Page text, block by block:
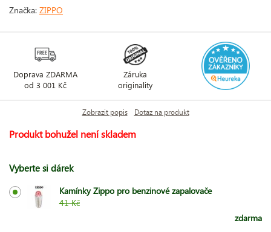
Značka: ZIPPO
Doprava ZDARMA
od 3 001 Kč
Záruka
originality
Zobrazit popis Dotaz na produkt
Produkt bohužel není skladem
Vyberte si dárek
Kamínky Zippo pro benzinové zapalovače
41 Kč
zdarma